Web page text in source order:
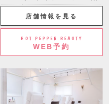
店舗情報を見る
HOT PEPPER BEAUTY
WEB予約